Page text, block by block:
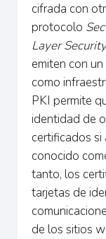
cifrada con
protocolo
Layer Security
emiten con
como
PKI permite
identidad de
certificados si
conocido
tanto, los
tarjetas de
de los sitios